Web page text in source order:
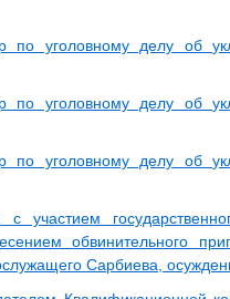
по уголовному делу об
по уголовному делу об
по уголовному делу об
участием
обвинительного
Сарбиева,